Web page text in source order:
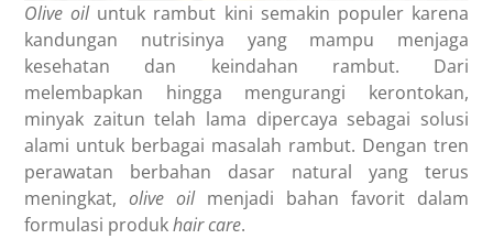
Olive oiluntuk rambut kini semakin populer karena
kandungan nutrisinya yang mampu menjaga
kesehatan dan keindahan rambut. Dari
melembapkan hingga mengurangi kerontokan,
minyak zaitun telah lama dipercaya sebagai solusi
alami untuk berbagai masalah rambut. Dengan tren
perawatan berbahan dasar natural yang terus
meningkat,olive oilmenjadi bahan favorit dalam
formulasi produkhair care.